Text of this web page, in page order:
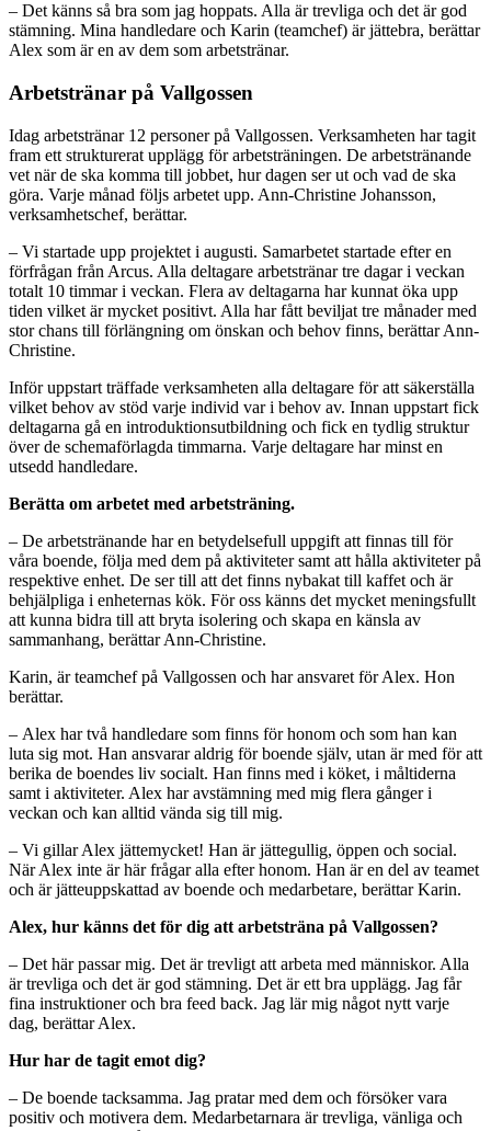
– Det känns så bra som jag hoppats. Alla är trevliga och det är god
stämning. Mina handledare och Karin (teamchef) är jättebra, berättar
Alex som är en av dem som arbetstränar.
Arbetstränar på Vallgossen
Idag arbetstränar 12 personer på Vallgossen. Verksamheten har tagit
fram ett strukturerat upplägg för arbetsträningen. De arbetstränande
vet när de ska komma till jobbet, hur dagen ser ut och vad de ska
göra. Varje månad följs arbetet upp. Ann-Christine Johansson,
verksamhetschef, berättar.
– Vi startade upp projektet i augusti. Samarbetet startade efter en
förfrågan från Arcus. Alla deltagare arbetstränar tre dagar i veckan
totalt 10 timmar i veckan. Flera av deltagarna har kunnat öka upp
tiden vilket är mycket positivt. Alla har fått beviljat tre månader med
stor chans till förlängning om önskan och behov finns, berättar Ann-
Christine.
Inför uppstart träffade verksamheten alla deltagare för att säkerställa
vilket behov av stöd varje individ var i behov av. Innan uppstart fick
deltagarna gå en introduktionsutbildning och fick en tydlig struktur
över de schemaförlagda timmarna. Varje deltagare har minst en
utsedd handledare.
Berätta om arbetet med arbetsträning.
– De arbetstränande har en betydelsefull uppgift att finnas till för
våra boende, följa med dem på aktiviteter samt att hålla aktiviteter på
respektive enhet. De ser till att det finns nybakat till kaffet och är
behjälpliga i enheternas kök. För oss känns det mycket meningsfullt
att kunna bidra till att bryta isolering och skapa en känsla av
sammanhang, berättar Ann-Christine.
Karin, är teamchef på Vallgossen och har ansvaret för Alex. Hon
berättar.
– Alex har två handledare som finns för honom och som han kan
luta sig mot. Han ansvarar aldrig för boende själv, utan är med för att
berika de boendes liv socialt. Han finns med i köket, i måltiderna
samt i aktiviteter. Alex har avstämning med mig flera gånger i
veckan och kan alltid vända sig till mig.
– Vi gillar Alex jättemycket! Han är jättegullig, öppen och social.
När Alex inte är här frågar alla efter honom. Han är en del av teamet
och är jätteuppskattad av boende och medarbetare, berättar Karin.
Alex, hur känns det för dig att arbetsträna på Vallgossen?
– Det här passar mig. Det är trevligt att arbeta med människor. Alla
är trevliga och det är god stämning. Det är ett bra upplägg. Jag får
fina instruktioner och bra feed back. Jag lär mig något nytt varje
dag, berättar Alex.
Hur har de tagit emot dig?
– De boende tacksamma. Jag pratar med dem och försöker vara
positiv och motivera dem. Medarbetarnara är trevliga, vänliga och